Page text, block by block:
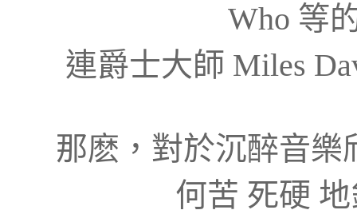
Who 等
連爵士大師 Miles
那麽，對於沉醉音
何苦 死硬